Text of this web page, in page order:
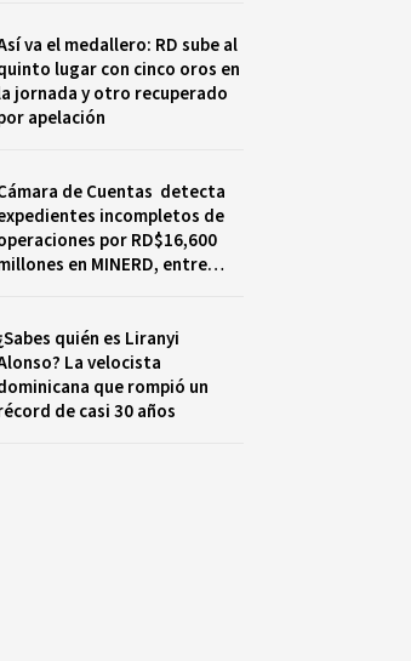
va el medallero: RD sube al
lugar con cinco oros en
jornada y otro recuperado
apelación
de Cuentas detecta
incompletos de
por RD$16,600
en MINERD, entre
quién es Liranyi
La velocista
que rompió un
de casi 30 años